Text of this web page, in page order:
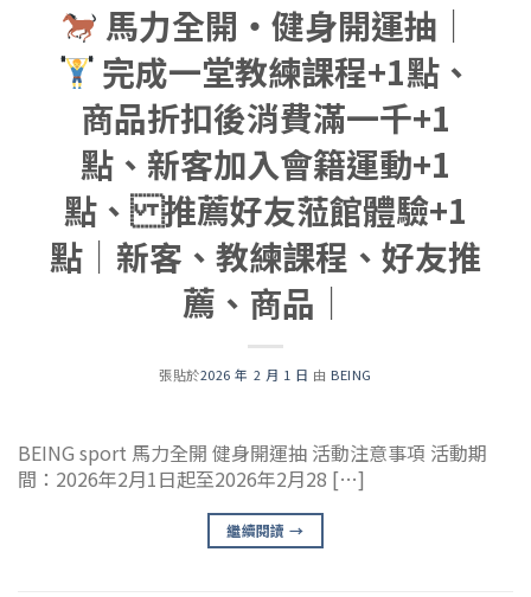
馬力全開・健身開運抽｜
完成一堂教練課程+1點、
商品折扣後消費滿一千+1
點、新客加入會籍運動+1
點、 推薦好友蒞館體驗+1
點｜新客、教練課程、好友推
薦、商品｜
張貼於2026 年 2 月 1 日 由 BEING
BEING sport 馬力全開 健身開運抽 活動注意事項 活動期
間：2026年2月1日起至2026年2月28 […]
繼續閱讀→